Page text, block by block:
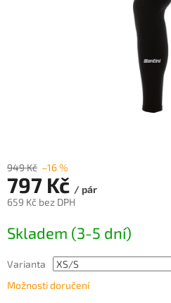
949 Kč –16 %
797 Kč / pár
659 Kč bez DPH
cena:
Skladem (3-5 dní)
Varianta
Možnosti doručení